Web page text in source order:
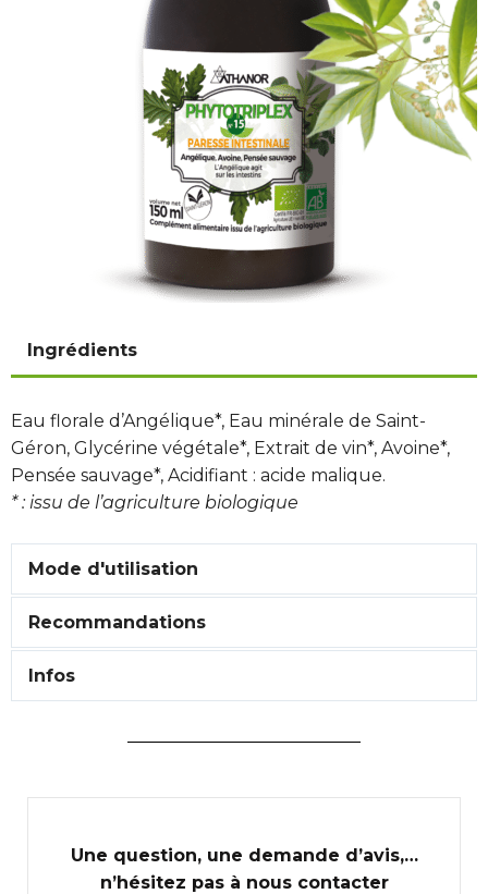
Ingrédients
Eau florale d’Angélique*, Eau minérale de Saint-
Géron, Glycérine végétale*, Extrait de vin*, Avoine*,
Pensée sauvage*, Acidifiant : acide malique.
* : issu de l’agriculture biologique
Mode d'utilisation
Recommandations
Infos
Une question, une demande d’avis,…
n’hésitez pas à nous contacter